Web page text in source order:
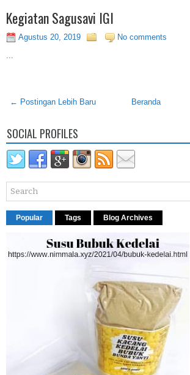
Kegiatan Sagusavi IGI
Agustus 20, 2019
No comments
...
← Postingan Lebih Baru Beranda
SOCIAL PROFILES
Popular Tags Blog Archives